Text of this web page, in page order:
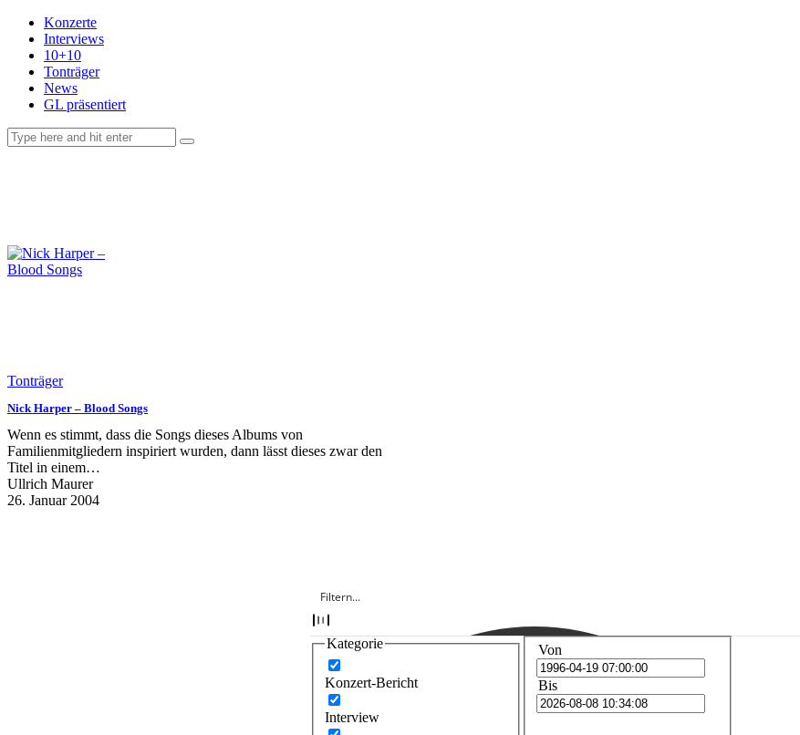
Konzerte
Interviews
10+10
Tonträger
News
GL präsentiert
Tonträger
Nick Harper – Blood Songs
Wenn es stimmt, dass die Songs dieses Albums von
Familienmitgliedern inspiriert wurden, dann lässt dieses zwar den
Titel in einem…
Ullrich Maurer
26. Januar 2004
Kategorie
Konzert-Bericht
Interview
Von
Bis